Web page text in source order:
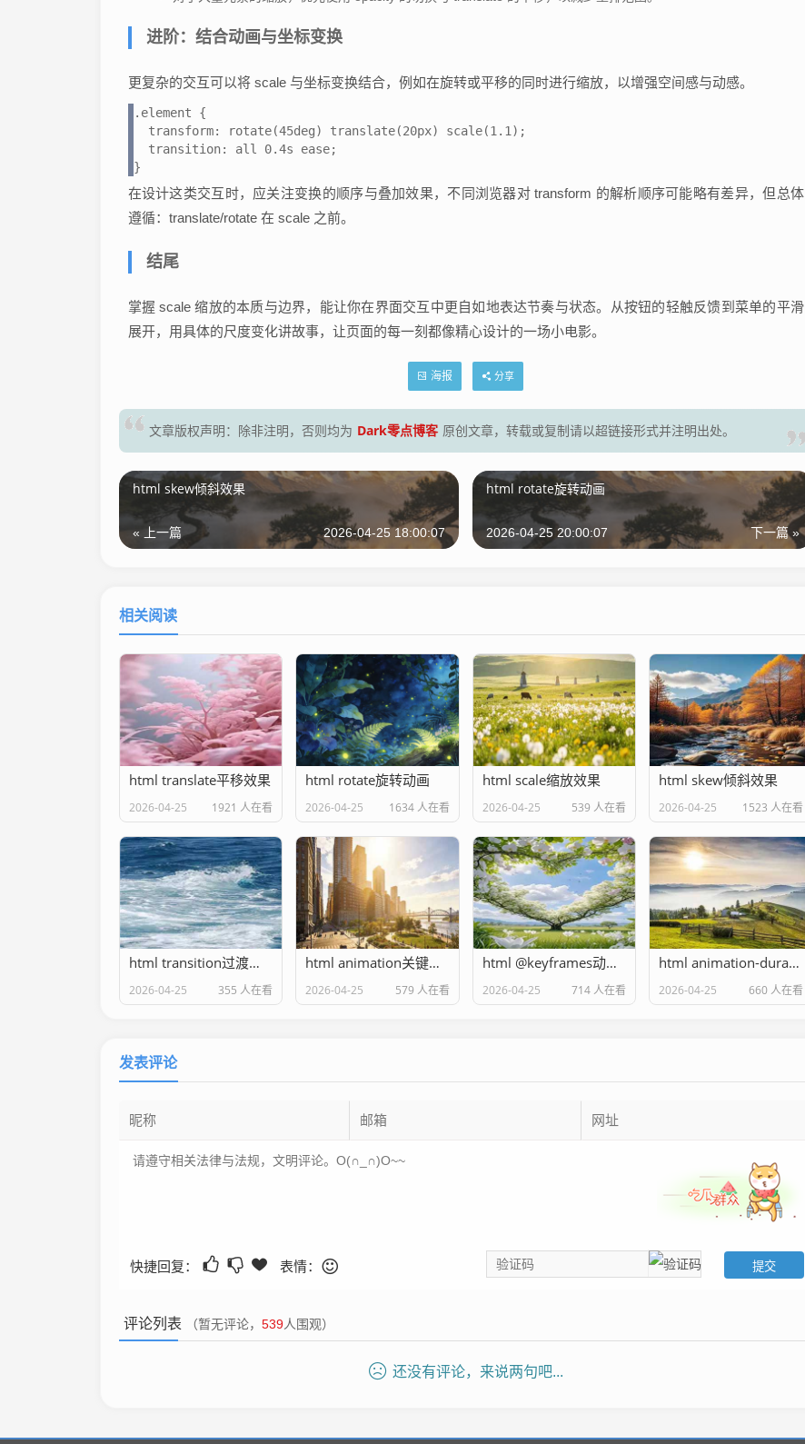
进阶：结合动画与坐标变换
更复杂的交互可以将 scale 与坐标变换结合，例如在旋转或平移的同时进行缩放，以增强空间感与动感。
.element {
  transform: rotate(45deg) translate(20px) scale(1.1);
  transition: all 0.4s ease;
}
在设计这类交互时，应关注变换的顺序与叠加效果，不同浏览器对 transform 的解析顺序可能略有差异，但总体
遵循：translate/rotate 在 scale 之前。
结尾
掌握 scale 缩放的本质与边界，能让你在界面交互中更自如地表达节奏与状态。从按钮的轻触反馈到菜单的平滑
展开，用具体的尺度变化讲故事，让页面的每一刻都像精心设计的一场小电影。
海报 分享
文章版权声明：除非注明，否则均为 Dark零点博客 原创文章，转载或复制请以超链接形式并注明出处。
html skew倾斜效果
« 上一篇 2026-04-25 18:00:07
html rotate旋转动画
下一篇 »
2026-04-25 20:00:07
相关阅读
html translate平移效果
2026-04-25 1921 人在看
html rotate旋转动画
2026-04-25 1634 人在看
html scale缩放效果
2026-04-25 539 人在看
html skew倾斜效果
2026-04-25 1523 人在看
html transition过渡动画
2026-04-25 355 人在看
html animation关键帧动画
2026-04-25 579 人在看
html @keyframes动画定义
2026-04-25 714 人在看
html animation-duration时长
2026-04-25 660 人在看
发表评论
快捷回复： 表情：
评论列表 （暂无评论， 539人围观）
还没有评论，来说两句吧...